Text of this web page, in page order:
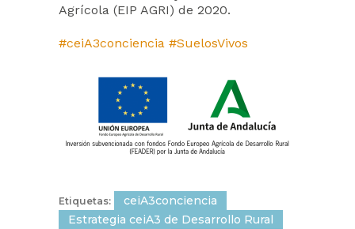
Agrícola (EIP AGRI) de 2020.
#ceiA3conciencia #SuelosVivos
Etiquetas:
ceiA3conciencia
Estrategia ceiA3 de Desarrollo Rural